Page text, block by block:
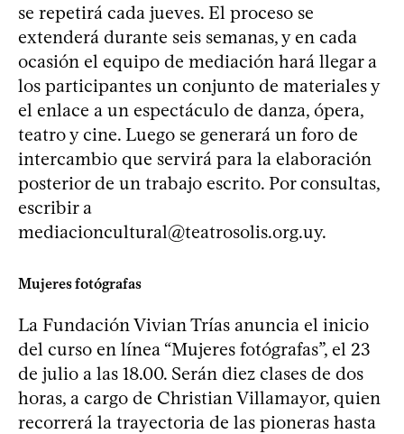
se repetirá cada jueves. El proceso se
extenderá durante seis semanas, y en cada
ocasión el equipo de mediación hará llegar a
los participantes un conjunto de materiales y
el enlace a un espectáculo de danza, ópera,
teatro y cine. Luego se generará un foro de
intercambio que servirá para la elaboración
posterior de un trabajo escrito. Por consultas,
escribir a
mediacioncultural@teatrosolis.org.uy.
Mujeres fotógrafas
La Fundación Vivian Trías anuncia el inicio
del curso en línea “Mujeres fotógrafas”, el 23
de julio a las 18.00. Serán diez clases de dos
horas, a cargo de Christian Villamayor, quien
recorrerá la trayectoria de las pioneras hasta